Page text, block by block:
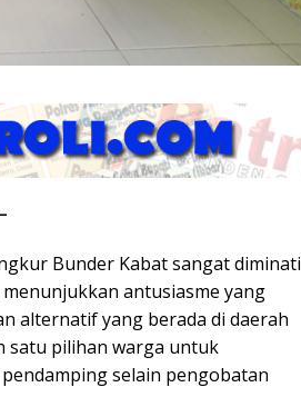
Bunder Kabat sangat diminati
antusiasme yang
alternatif yang berada di daerah
satu pilihan warga untuk
selain pengobatan